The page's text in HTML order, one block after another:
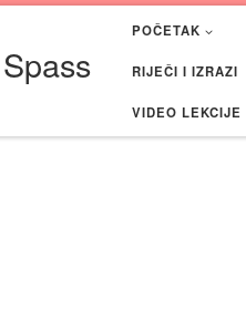
POČETAK
RIJEČI I IZRAZI
VIDEO LEKCIJE